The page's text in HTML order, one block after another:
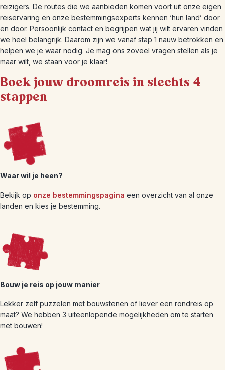
reizigers. De routes die we aanbieden komen voort uit onze eigen
reiservaring en onze bestemmingsexperts kennen ‘hun land’ door
en door. Persoonlijk contact en begrijpen wat jij wilt ervaren vinden
we heel belangrijk. Daarom zijn we vanaf stap 1 nauw betrokken en
helpen we je waar nodig. Je mag ons zoveel vragen stellen als je
maar wilt, we staan voor je klaar!
Boek jouw droomreis in slechts 4
stappen
Waar wil je heen?
Bekijk op onze bestemmingspagina een overzicht van al onze
landen en kies je bestemming.
Bouw je reis op jouw manier
Lekker zelf puzzelen met bouwstenen of liever een rondreis op
maat? We hebben 3 uiteenlopende mogelijkheden om te starten
met bouwen!